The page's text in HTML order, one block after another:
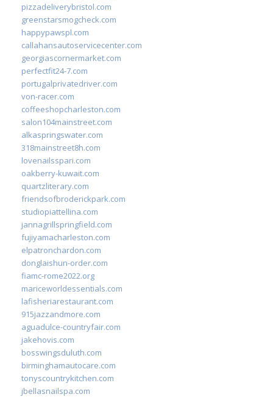
pizzadeliverybristol.com
greenstarsmogcheck.com
happypawspl.com
callahansautoservicecenter.com
georgiascornermarket.com
perfectfit24-7.com
portugalprivatedriver.com
von-racer.com
coffeeshopcharleston.com
salon104mainstreet.com
alkaspringswater.com
318mainstreet8h.com
lovenailsspari.com
oakberry-kuwait.com
quartzliterary.com
friendsofbroderickpark.com
studiopiattellina.com
jannagrillspringfield.com
fujiyamacharleston.com
elpatronchardon.com
donglaishun-order.com
fiamc-rome2022.org
mariceworldessentials.com
lafisheriarestaurant.com
915jazzandmore.com
aguadulce-countryfair.com
jakehovis.com
bosswingsduluth.com
birminghamautocare.com
tonyscountrykitchen.com
jbellasnailspa.com